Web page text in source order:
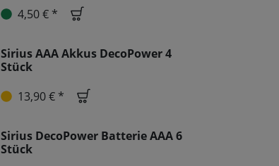
4,50 € *
Sirius AAA Akkus DecoPower 4
Stück
13,90 € *
Sirius DecoPower Batterie AAA 6
Stück